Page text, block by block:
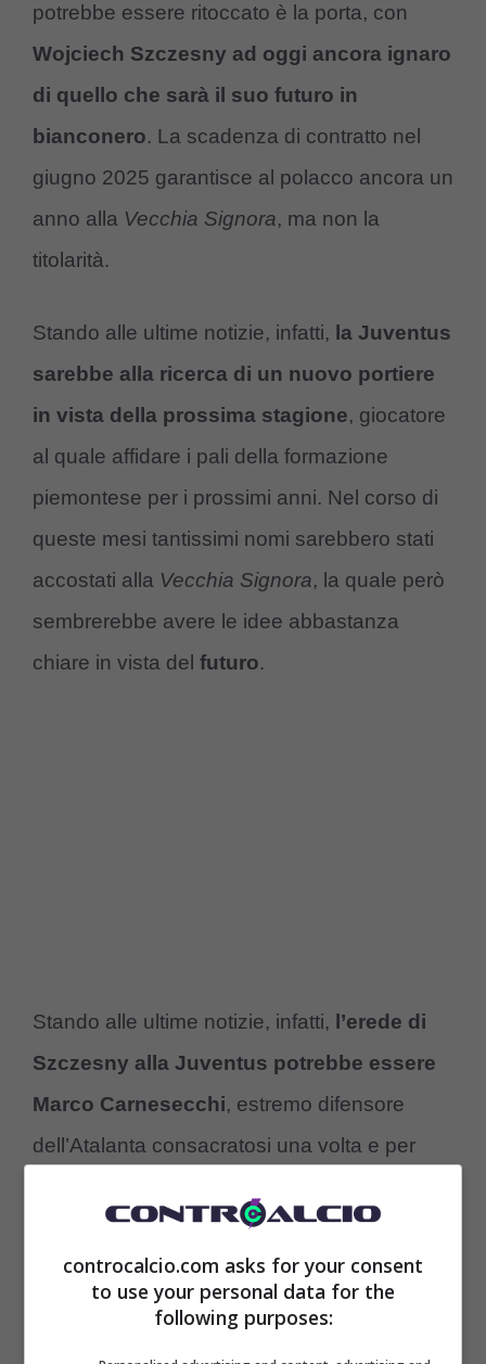
potrebbe essere ritoccato è la porta, con
Wojciech Szczesny ad oggi ancora ignaro
di quello che sarà il suo futuro in
bianconero. La scadenza di contratto nel
giugno 2025 garantisce al polacco ancora un
anno alla Vecchia Signora, ma non la
titolarità.
Stando alle ultime notizie, infatti, la Juventus
sarebbe alla ricerca di un nuovo portiere
in vista della prossima stagione, giocatore
al quale affidare i pali della formazione
piemontese per i prossimi anni. Nel corso di
queste mesi tantissimi nomi sarebbero stati
accostati alla Vecchia Signora, la quale però
sembrerebbe avere le idee abbastanza
chiare in vista del futuro.
Stando alle ultime notizie, infatti, l’erede di
Szczesny alla Juventus potrebbe essere
Marco Carnesecchi, estremo difensore
dell’Atalanta consacratosi una volta e per
Considerata la rivalità che c’è fra le due
compagini,portare in bianconero l’italiano
sarà tutt’altro che semplice, ma l’ex
controcalcio.com asks for your consent
to use your personal data for the
following purposes: